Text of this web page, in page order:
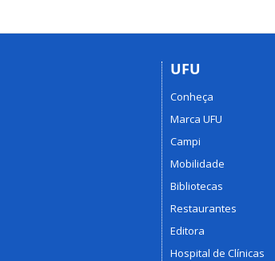
UFU
Conheça
Marca UFU
Campi
Mobilidade
Bibliotecas
Restaurantes
Editora
Hospital de Clínicas